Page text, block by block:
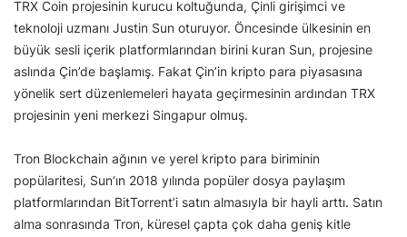
TRX Coin projesinin kurucu koltuğunda, Çinli girişimci ve
teknoloji uzmanı Justin Sun oturuyor. Öncesinde ülkesinin en
büyük sesli içerik platformlarından birini kuran Sun, projesine
aslında Çin’de başlamış. Fakat Çin’in kripto para piyasasına
yönelik sert düzenlemeleri hayata geçirmesinin ardından TRX
projesinin yeni merkezi Singapur olmuş.
Tron Blockchain ağının ve yerel kripto para biriminin
popülaritesi, Sun’ın 2018 yılında popüler dosya paylaşım
platformlarından BitTorrent’i satın almasıyla bir hayli arttı. Satın
alma sonrasında Tron, küresel çapta çok daha geniş kitle